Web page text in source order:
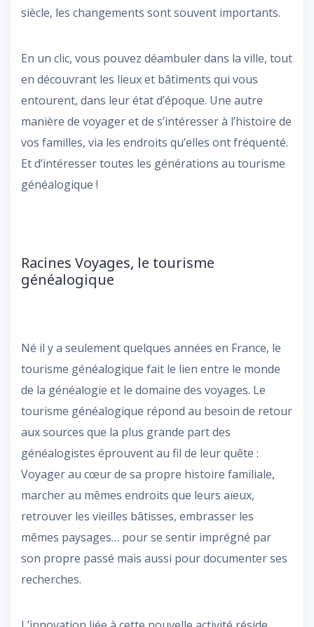
siècle, les changements sont souvent importants.
En un clic, vous pouvez déambuler dans la ville, tout
en découvrant les lieux et bâtiments qui vous
entourent, dans leur état d’époque. Une autre
manière de voyager et de s’intéresser à l’histoire de
vos familles, via les endroits qu’elles ont fréquenté.
Et d’intéresser toutes les générations au tourisme
généalogique !
Racines Voyages, le tourisme
généalogique
Né il y a seulement quelques années en France, le
tourisme généalogique fait le lien entre le monde
de la généalogie et le domaine des voyages. Le
tourisme généalogique répond au besoin de retour
aux sources que la plus grande part des
généalogistes éprouvent au fil de leur quête :
Voyager au cœur de sa propre histoire familiale,
marcher au mêmes endroits que leurs aïeux,
retrouver les vieilles bâtisses, embrasser les
mêmes paysages… pour se sentir imprégné par
son propre passé mais aussi pour documenter ses
recherches.